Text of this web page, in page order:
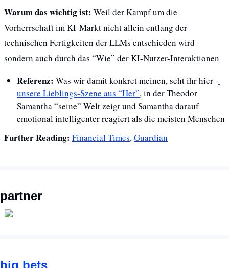
Warum das wichtig ist: Weil der Kampf um die
Vorherrschaft im KI-Markt nicht allein entlang der
technischen Fertigkeiten der LLMs entschieden wird -
sondern auch durch das “Wie” der KI-Nutzer-Interaktionen
Referenz: Was wir damit konkret meinen, seht ihr hier -
unsere Lieblings-Szene aus “Her”, in der Theodor
Samantha “seine” Welt zeigt und Samantha darauf
emotional intelligenter reagiert als die meisten Menschen
Further Reading: Financial Times,Guardian
partner
big bets